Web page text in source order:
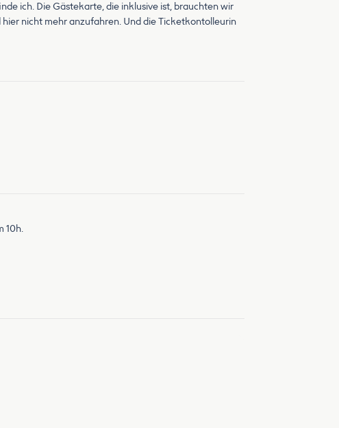
ich. Die Gästekarte, die inklusive ist, brauchten wir
hier nicht mehr anzufahren. Und die Ticketkontolleurin
10h.